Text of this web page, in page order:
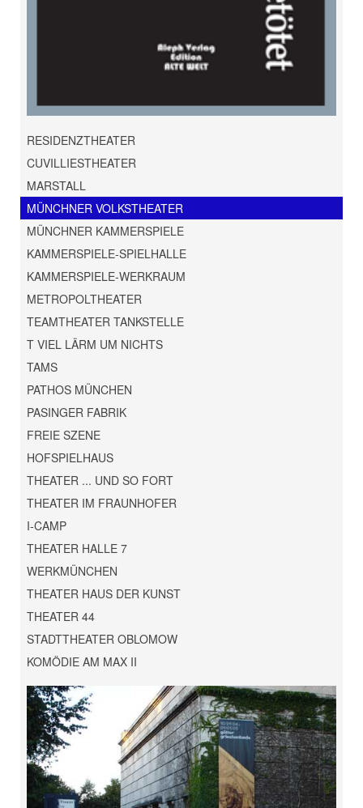
RESIDENZTHEATER
CUVILLIESTHEATER
MARSTALL
MÜNCHNER VOLKSTHEATER
MÜNCHNER KAMMERSPIELE
KAMMERSPIELE-SPIELHALLE
KAMMERSPIELE-WERKRAUM
METROPOLTHEATER
TEAMTHEATER TANKSTELLE
T VIEL LÄRM UM NICHTS
TAMS
PATHOS MÜNCHEN
PASINGER FABRIK
FREIE SZENE
HOFSPIELHAUS
THEATER ... UND SO FORT
THEATER IM FRAUNHOFER
I-CAMP
THEATER HALLE 7
WERKMÜNCHEN
THEATER HAUS DER KUNST
THEATER 44
STADTTHEATER OBLOMOW
KOMÖDIE AM MAX II